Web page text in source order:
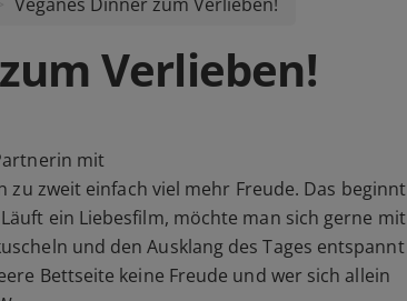
Verlieben!
mit
zu zweit einfach viel mehr Freude. Das beginnt
ein Liebesfilm, möchte man sich gerne mit
und den Ausklang des Tages entspannt
Bettseite keine Freude und wer sich allein